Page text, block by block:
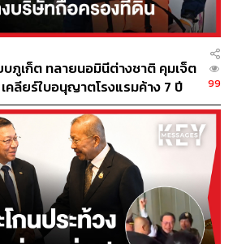
ข้างง่าย ส่วนเควซาร์มีความซับซ้อน
ลุไฟ ดังนั้นสิ่งที่เราทำคือการแปลง
พื่อแสดงให้เห็นว่าเควซาร์ก็สามารถใช้
กภพยุคแรกได้”
คณะนักวิจัยพบหลักฐานการขยายตัว
ขยายขนาดของเวลาในเควซาร์ที่อยู่
ได้อธิบายเพิ่มเติมว่า “ด้วยข้อมูลชุด
าสุดเราสามารถยืนยันได้ว่า เข็มเวลา
เนินไปตามที่ทฤษฎีสัมพัทธภาพของ
าไว้”
บภูเก็ต ทลายนอมินีต่างชาติ คุมเจ็ต
ลียร์ใบอนุญาตโรงแรมค้าง 7 ปี
99